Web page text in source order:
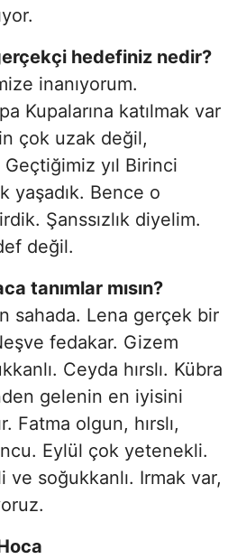
hedefiniz nedir?
inanıyorum.
Kupalarına katılmak var
çok uzak değil,
yıl Birinci
yaşadık. Bence o
Şanssızlık diyelim.
değil.
tanımlar mısın?
sahada. Lena gerçek bir
fedakar. Gizem
Ceyda hırslı. Kübra
gelenin en iyisini
Fatma olgun, hırslı,
Eylül çok yetenekli.
soğukkanlı. Irmak var,